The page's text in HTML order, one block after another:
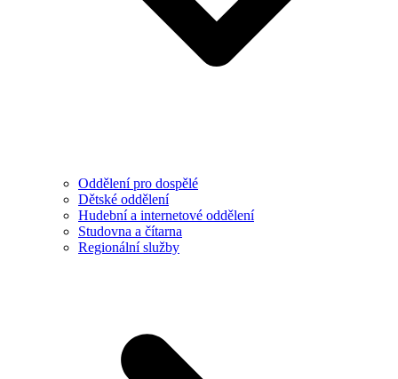
Oddělení pro dospělé
Dětské oddělení
Hudební a internetové oddělení
Studovna a čítarna
Regionální služby